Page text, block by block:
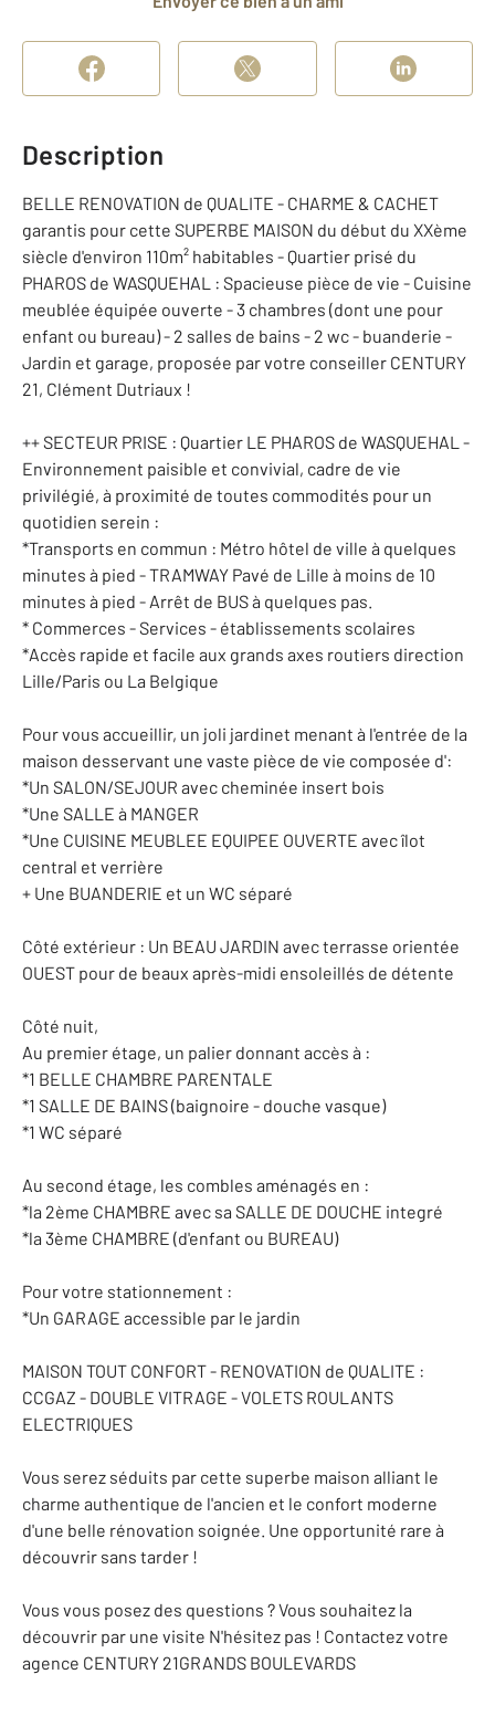
Description
BELLE RENOVATION de QUALITE - CHARME & CACHET
garantis pour cette SUPERBE MAISON du début du XXème
siècle d'environ 110m² habitables - Quartier prisé du
PHAROS de WASQUEHAL : Spacieuse pièce de vie - Cuisine
meublée équipée ouverte - 3 chambres (dont une pour
enfant ou bureau) - 2 salles de bains - 2 wc - buanderie -
Jardin et garage, proposée par votre conseiller CENTURY
21, Clément Dutriaux !
++ SECTEUR PRISE : Quartier LE PHAROS de WASQUEHAL -
Environnement paisible et convivial, cadre de vie
privilégié, à proximité de toutes commodités pour un
quotidien serein :
*Transports en commun : Métro hôtel de ville à quelques
minutes à pied - TRAMWAY Pavé de Lille à moins de 10
minutes à pied - Arrêt de BUS à quelques pas.
* Commerces - Services - établissements scolaires
*Accès rapide et facile aux grands axes routiers direction
Lille/Paris ou La Belgique
Pour vous accueillir, un joli jardinet menant à l'entrée de la
maison desservant une vaste pièce de vie composée d':
*Un SALON/SEJOUR avec cheminée insert bois
*Une SALLE à MANGER
*Une CUISINE MEUBLEE EQUIPEE OUVERTE avec îlot
central et verrière
+ Une BUANDERIE et un WC séparé
Côté extérieur : Un BEAU JARDIN avec terrasse orientée
OUEST pour de beaux après-midi ensoleillés de détente
Côté nuit,
Au premier étage, un palier donnant accès à :
*1 BELLE CHAMBRE PARENTALE
*1 SALLE DE BAINS (baignoire - douche vasque)
*1 WC séparé
Au second étage, les combles aménagés en :
*la 2ème CHAMBRE avec sa SALLE DE DOUCHE integré
*la 3ème CHAMBRE (d'enfant ou BUREAU)
Pour votre stationnement :
*Un GARAGE accessible par le jardin
MAISON TOUT CONFORT - RENOVATION de QUALITE :
CCGAZ - DOUBLE VITRAGE - VOLETS ROULANTS
ELECTRIQUES
Vous serez séduits par cette superbe maison alliant le
charme authentique de l'ancien et le confort moderne
d'une belle rénovation soignée. Une opportunité rare à
découvrir sans tarder !
Vous vous posez des questions ? Vous souhaitez la
découvrir par une visite N'hésitez pas ! Contactez votre
agence CENTURY 21GRANDS BOULEVARDS